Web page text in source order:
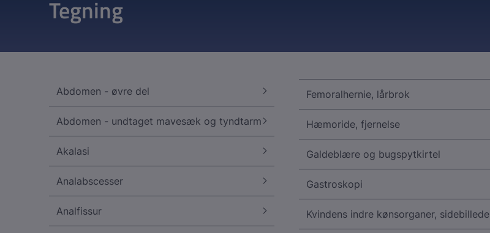
Tegning
Abdomen - øvre del
Abdomen - undtaget mavesæk og tyndtarm
Akalasi
Analabscesser
Analfissur
Femoralhernie, lårbrok
Hæmoride, fjernelse
Galdeblære og bugspytkirtel
Gastroskopi
Kvindens indre kønsorganer, sidebillede